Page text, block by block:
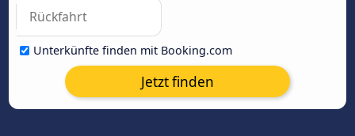
Unterkünfte finden mit Booking.com
Jetzt finden